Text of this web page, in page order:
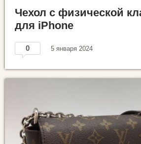
Чехол с физической
для iPhone
0 5 января 2024